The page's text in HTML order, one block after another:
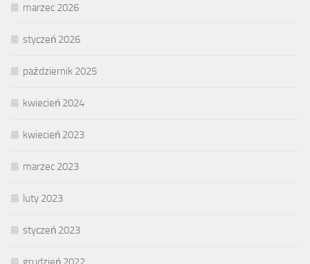
marzec 2026
styczeń 2026
październik 2025
kwiecień 2024
kwiecień 2023
marzec 2023
luty 2023
styczeń 2023